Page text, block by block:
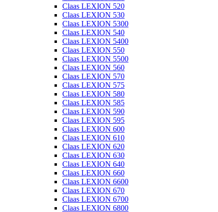
Claas LEXION 520
Claas LEXION 530
Claas LEXION 5300
Claas LEXION 540
Claas LEXION 5400
Claas LEXION 550
Claas LEXION 5500
Claas LEXION 560
Claas LEXION 570
Claas LEXION 575
Claas LEXION 580
Claas LEXION 585
Claas LEXION 590
Claas LEXION 595
Claas LEXION 600
Claas LEXION 610
Claas LEXION 620
Claas LEXION 630
Claas LEXION 640
Claas LEXION 660
Claas LEXION 6600
Claas LEXION 670
Claas LEXION 6700
Claas LEXION 6800